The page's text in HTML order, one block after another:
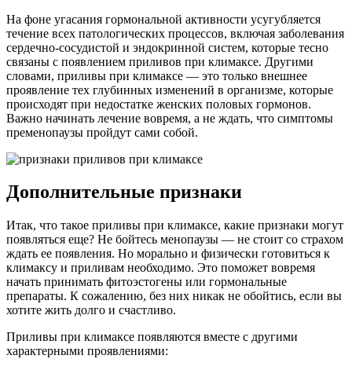
На фоне угасания гормональной активности усугубляется
течение всех патологических процессов, включая заболевания
сердечно-сосудистой и эндокринной систем, которые тесно
связаны с появлением приливов при климаксе. Другими
словами, приливы при климаксе — это только внешнее
проявление тех глубинных изменений в организме, которые
происходят при недостатке женских половых гормонов.
Важно начинать лечение вовремя, а не ждать, что симптомы
пременопаузы пройдут сами собой.
Дополнительные признаки
Итак, что такое приливы при климаксе, какие признаки могут
появляться еще? Не бойтесь менопаузы — не стоит со страхом
ждать ее появления. Но морально и физически готовиться к
климаксу и приливам необходимо. Это поможет вовремя
начать принимать фитоэстогены или гормональные
препараты. К сожалению, без них никак не обойтись, если вы
хотите жить долго и счастливо.
Приливы при климаксе появляются вместе с другими
характерными проявлениями: